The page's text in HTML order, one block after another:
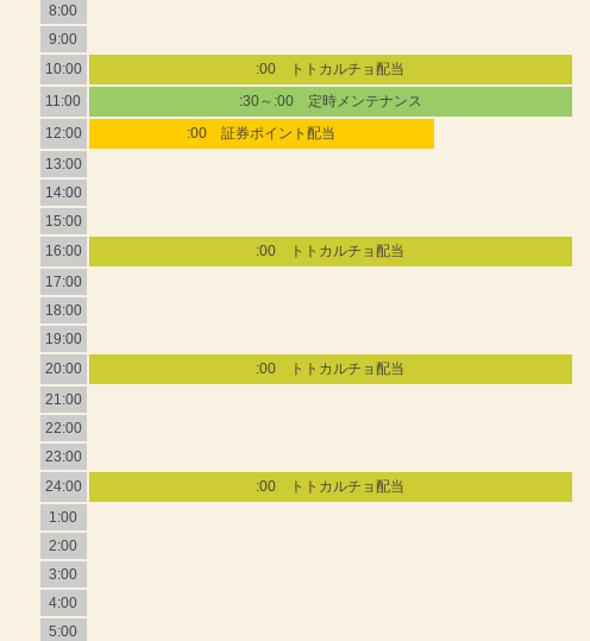
8:00
9:00
10:00
:00 トトカルチョ配当
11:00
:30～:00 定時メンテナンス
12:00
:00 証券ポイント配当
13:00
14:00
15:00
16:00
:00 トトカルチョ配当
17:00
18:00
19:00
20:00
:00 トトカルチョ配当
21:00
22:00
23:00
24:00
:00 トトカルチョ配当
1:00
2:00
3:00
4:00
5:00